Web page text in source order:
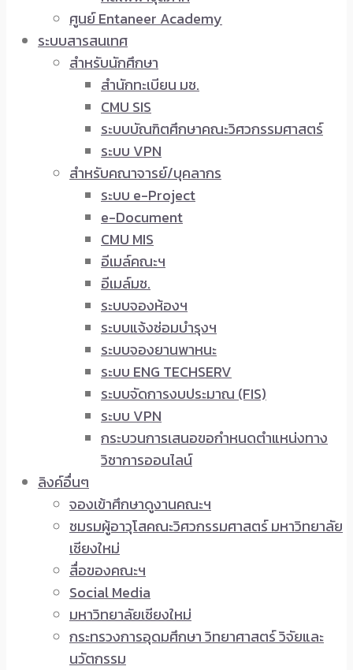
ศูนย์ Entaneer Academy
ระบบสารสนเทศ
สำหรับนักศึกษา
สำนักทะเบียน มช.
CMU SIS
ระบบบัณฑิตศึกษาคณะวิศวกรรมศาสตร์
ระบบ VPN
สำหรับคณาจารย์/บุคลากร
ระบบ e-Project
e-Document
CMU MIS
อีเมล์คณะฯ
อีเมล์มช.
ระบบจองห้องฯ
ระบบแจ้งซ่อมบำรุงฯ
ระบบจองยานพาหนะ
ระบบ ENG TECHSERV
ระบบจัดการงบประมาณ (FIS)
ระบบ VPN
กระบวนการเสนอขอกำหนดตำแหน่งทาง
วิชาการออนไลน์
ลิงค์อื่นๆ
จองเข้าศึกษาดูงานคณะฯ
ชมรมผู้อาวุโสคณะวิศวกรรมศาสตร์ มหาวิทยาลัย
เชียงใหม่
สื่อของคณะฯ
Social Media
มหาวิทยาลัยเชียงใหม่
กระทรวงการอุดมศึกษา วิทยาศาสตร์ วิจัยและ
นวัตกรรม